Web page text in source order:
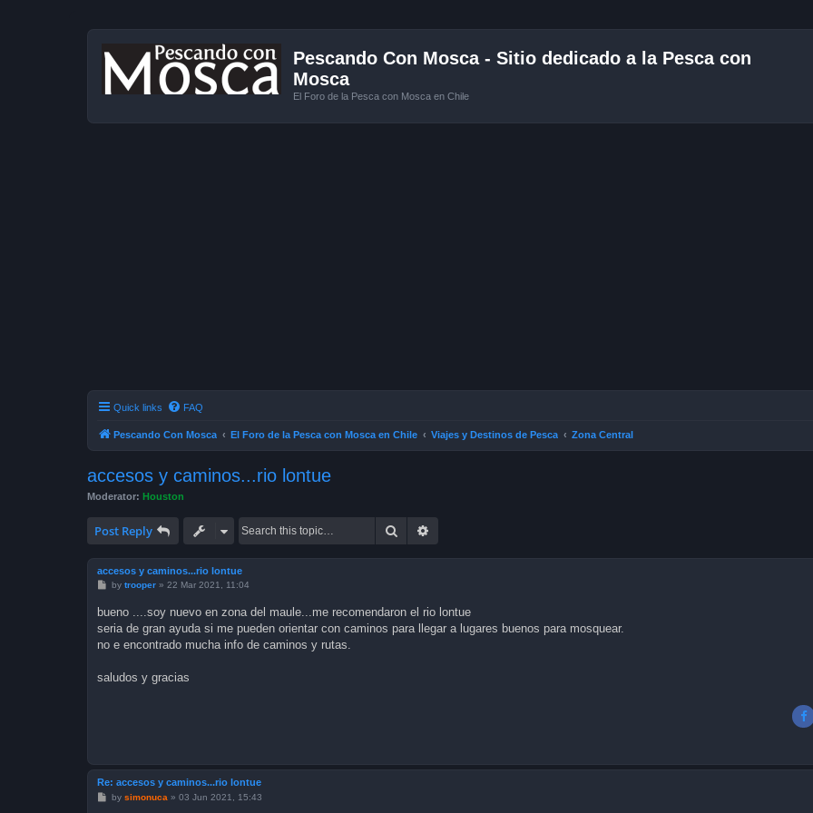
Pescando Con Mosca - Sitio dedicado a la Pesca con
Mosca
El Foro de la Pesca con Mosca en Chile
Quick links FAQ
Pescando Con Mosca El Foro de la Pesca con Mosca en Chile Viajes y Destinos de Pesca Zona Central
accesos y caminos...rio lontue
Moderator: Houston
Post Reply Search
accesos y caminos...rio lontue
P
t
by trooper» 22 Mar 2021, 11:04
bueno ....soy nuevo en zona del maule...me recomendaron el rio lontue
seria de gran ayuda si me pueden orientar con caminos para llegar a lugares buenos para mosquear.
no e encontrado mucha info de caminos y rutas.
saludos y gracias
Re: accesos y caminos...rio lontue
Pby simonuca » 03 Jun 2021, 15:43